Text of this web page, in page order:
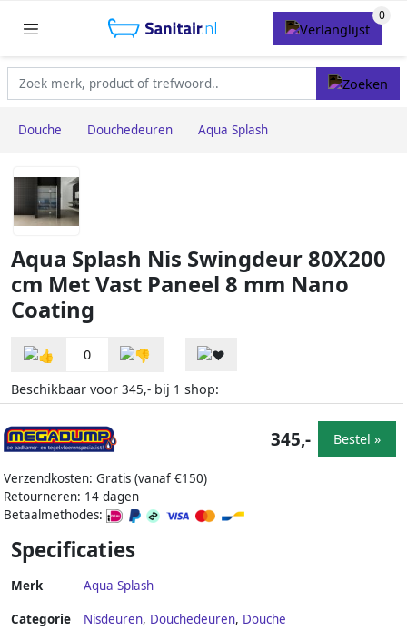
Douche Douchedeuren Aqua Splash
Aqua Splash Nis Swingdeur 80X200
cm Met Vast Paneel 8 mm Nano
Coating
0
Beschikbaar voor 345,- bij 1 shop:
Verzendkosten: Gratis (vanaf €150)
Retourneren: 14 dagen
Betaalmethodes:
345,- Bestel »
Specificaties
Merk Aqua Splash
Categorie Nisdeuren, Douchedeuren, Douche